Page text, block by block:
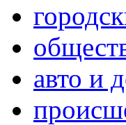
авто и